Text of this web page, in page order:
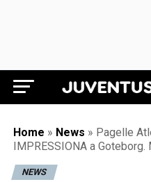
Home » News » Pagelle
IMPRESSIONA a Goteborg.
NEWS